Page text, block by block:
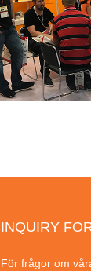
INQUIRY
För frågor om